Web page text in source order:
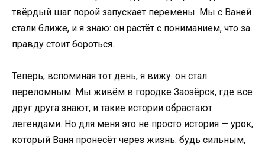
твёрдый шаг порой запускает перемены. Мы с Ваней
стали ближе, и я знаю: он растёт с пониманием, что за
правду стоит бороться.
Теперь, вспоминая тот день, я вижу: он стал
переломным. Мы живём в городке Заозёрск, где все
друг друга знают, и такие истории обрастают
легендами. Но для меня это не просто история — урок,
который Ваня пронесёт через жизнь: будь сильным,